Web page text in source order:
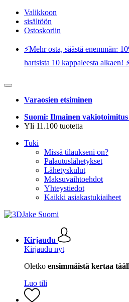
Valikkoon
sisältöön
Ostoskoriin
⚡️Mehr osta, säästä enemmän:
hartsista 10 kappaleesta alkaen!
Varaosien etsiminen
Suomi: Ilmainen vakiotoimitus
Yli 11.100 tuotetta
Tuki
Missä tilaukseni on?
Palautuslähetykset
Lähetyskulut
Maksuvaihtoehdot
Yhteystiedot
Kaikki asiakastukiaiheet
Kirjaudu
Kirjaudu nyt
Oletko ensimmäistä kertaa
Luo tili